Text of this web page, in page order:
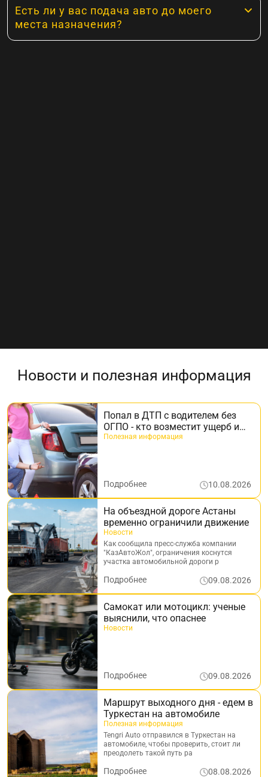
Есть ли у вас подача авто до моего
места назначения?
Новости и полезная информация
Попал в ДТП с водителем без
ОГПО - кто возместит ущерб и
как получить деньги
Полезная информация
Подробнее 10.08.2026
На объездной дороге Астаны
временно ограничили движение
Новости
Как сообщила пресс-служба компании
"КазАвтоЖол", ограничения коснутся
участка автомобильной дороги р
Подробнее 09.08.2026
Самокат или мотоцикл: ученые
выяснили, что опаснее
Новости
Подробнее 09.08.2026
Маршрут выходного дня - едем в
Туркестан на автомобиле
Полезная информация
Tengri Auto отправился в Туркестан на
автомобиле, чтобы проверить, стоит ли
преодолеть такой путь ра
Подробнее 08.08.2026